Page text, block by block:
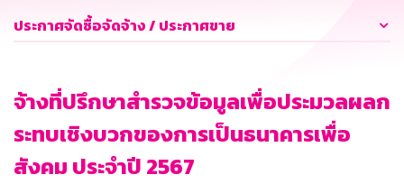
ประกาศจัดซื้อจัดจ้าง / ประกาศขาย
จ้างที่ปรึกษาสำรวจข้อมูลเพื่อประมวลผลก
ระทบเชิงบวกของการเป็นธนาคารเพื่อ
สังคม ประจำปี 2567